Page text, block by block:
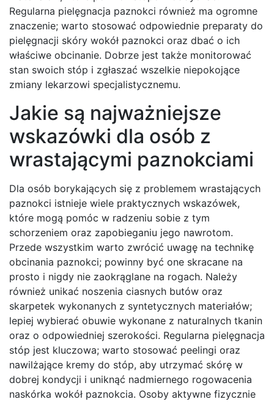
Regularna pielęgnacja paznokci również ma ogromne
znaczenie; warto stosować odpowiednie preparaty do
pielęgnacji skóry wokół paznokci oraz dbać o ich
właściwe obcinanie. Dobrze jest także monitorować
stan swoich stóp i zgłaszać wszelkie niepokojące
zmiany lekarzowi specjalistycznemu.
Jakie są najważniejsze
wskazówki dla osób z
wrastającymi paznokciami
Dla osób borykających się z problemem wrastających
paznokci istnieje wiele praktycznych wskazówek,
które mogą pomóc w radzeniu sobie z tym
schorzeniem oraz zapobieganiu jego nawrotom.
Przede wszystkim warto zwrócić uwagę na technikę
obcinania paznokci; powinny być one skracane na
prosto i nigdy nie zaokrąglane na rogach. Należy
również unikać noszenia ciasnych butów oraz
skarpetek wykonanych z syntetycznych materiałów;
lepiej wybierać obuwie wykonane z naturalnych tkanin
oraz o odpowiedniej szerokości. Regularna pielęgnacja
stóp jest kluczowa; warto stosować peelingi oraz
nawilżające kremy do stóp, aby utrzymać skórę w
dobrej kondycji i uniknąć nadmiernego rogowacenia
naskórka wokół paznokcia. Osoby aktywne fizycznie